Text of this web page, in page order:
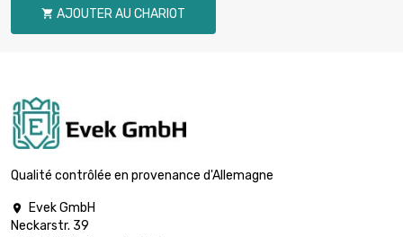
 AJOUTER AU CHARIOT
Qualité contrôlée en provenance d'Allemagne

Evek GmbH
Neckarstr. 39